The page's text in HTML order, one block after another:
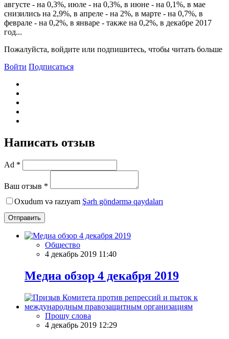
августе - на 0,3%, июле - на 0,3%, в июне - на 0,1%, в мае
снизились на 2,9%, в апреле - на 2%, в марте - на 0,7%, в
феврале - на 0,2%, в январе - также на 0,2%, в декабре 2017
год...
Пожалуйста, войдите или подпишитесь, чтобы читать больше
Войти Подписаться
Написать отзыв
Ad *
Ваш отзыв *
Oxudum və razıyam Şərh göndərmə qaydaları
Отправить
Общество
4 декабрь 2019 11:40
Meдиа обзор 4 декабря 2019
Прошу слова
4 декабрь 2019 12:29